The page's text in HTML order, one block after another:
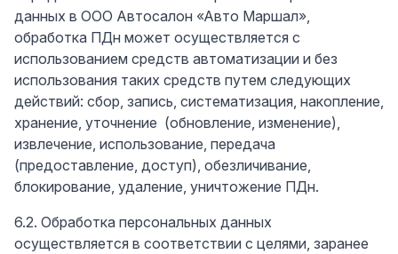
данных в ООО Автосалон «Авто Маршал»,
обработка ПДн может осуществляется с
использованием средств автоматизации и без
использования таких средств путем следующих
действий: сбор, запись, систематизация, накопление,
хранение, уточнение (обновление, изменение),
извлечение, использование, передача
(предоставление, доступ), обезличивание,
блокирование, удаление, уничтожение ПДн.
6.2. Обработка персональных данных
осуществляется в соответствии с целями, заранее